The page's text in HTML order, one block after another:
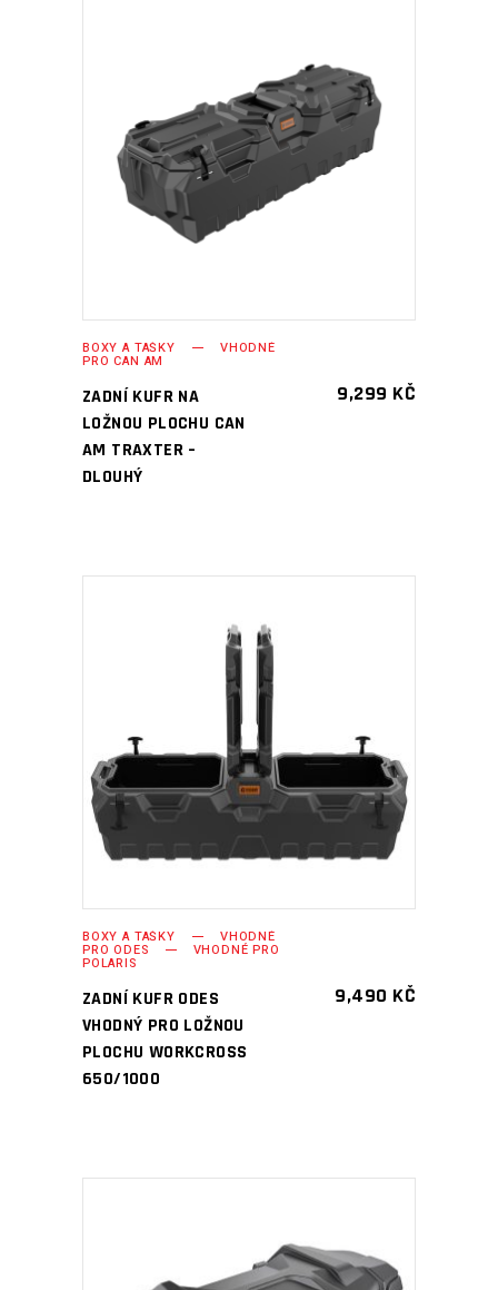
PŘIDAT DO KOŠÍKU
BOXY A TAŠKY VHODNÉ
PRO CAN AM
ZADNÍ KUFR NA
LOŽNOU PLOCHU CAN
AM TRAXTER –
DLOUHÝ
9,299 KČ
PŘIDAT DO KOŠÍKU
BOXY A TAŠKY VHODNÉ
PRO ODES VHODNÉ PRO
POLARIS
ZADNÍ KUFR ODES
VHODNÝ PRO LOŽNOU
PLOCHU WORKCROSS
650/1000
9,490 KČ